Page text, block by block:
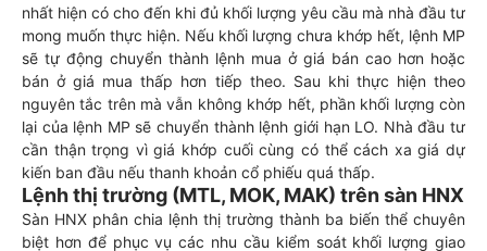
nhất hiện có cho đến khi đủ khối lượng yêu cầu mà nhà đầu tư
mong muốn thực hiện. Nếu khối lượng chưa khớp hết, lệnh MP
sẽ tự động chuyển thành lệnh mua ở giá bán cao hơn hoặc
bán ở giá mua thấp hơn tiếp theo. Sau khi thực hiện theo
nguyên tắc trên mà vẫn không khớp hết, phần khối lượng còn
lại của lệnh MP sẽ chuyển thành lệnh giới hạn LO. Nhà đầu tư
cần thận trọng vì giá khớp cuối cùng có thể cách xa giá dự
kiến ban đầu nếu thanh khoản cổ phiếu quá thấp.
Lệnh thị trường (MTL, MOK, MAK) trên sàn HNX
Sàn HNX phân chia lệnh thị trường thành ba biến thể chuyên
biệt hơn để phục vụ các nhu cầu kiểm soát khối lượng giao